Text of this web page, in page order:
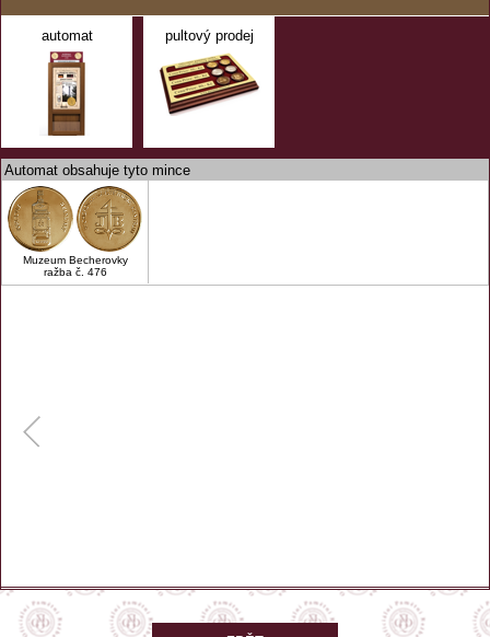
automat pultový prodej
Automat obsahuje tyto mince
Muzeum Becherovky
ražba č. 476